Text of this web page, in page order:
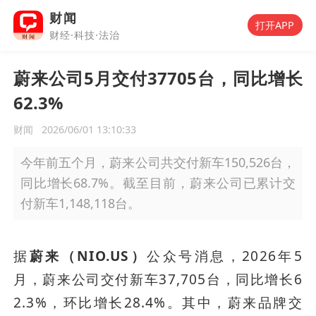
财闻
财经·科技·法治
打开APP
蔚来公司5月交付37705台，同比增长
62.3%
财闻 2026/06/01 13:10:33
今年前五个月，蔚来公司共交付新车150,526台，
同比增长68.7%。截至目前，蔚来公司已累计交
付新车1,148,118台。
据蔚来（NIO.US）公众号消息，2026年5
月，蔚来公司交付新车37,705台，同比增长6
2.3%，环比增长28.4%。其中，蔚来品牌交